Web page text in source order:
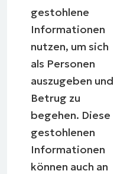
gestohlene
Informationen
nutzen, um sich
als Personen
auszugeben und
Betrug zu
begehen. Diese
gestohlenen
Informationen
können auch an